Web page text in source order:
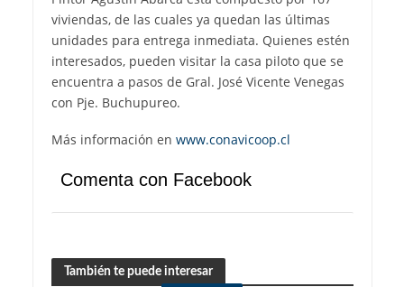
viviendas, de las cuales ya quedan las últimas
unidades para entrega inmediata. Quienes estén
interesados, pueden visitar la casa piloto que se
encuentra a pasos de Gral. José Vicente Venegas
con Pje. Buchupureo.
Más información en www.conavicoop.cl
Comenta con Facebook
También te puede interesar